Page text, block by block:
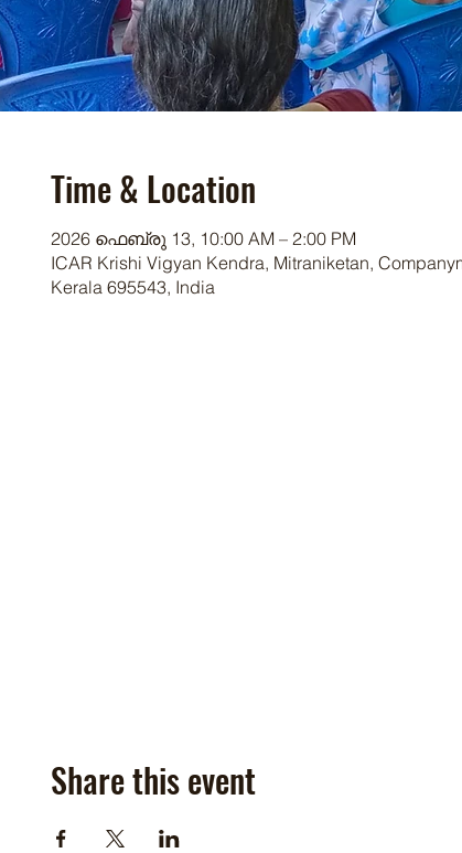
Time & Location
2026 ഫെബ്രു 13, 10:00 AM – 2:00 PM
ICAR Krishi Vigyan Kendra, Mitraniketan,
Kerala 695543, India
Share this event